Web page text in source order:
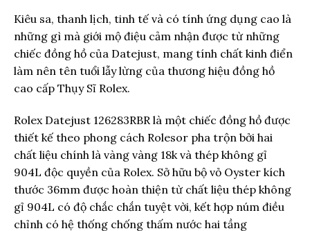
Kiêu sa, thanh lịch, tinh tế và có tính ứng dụng cao là
những gì mà giới mộ điệu cảm nhận được từ những
chiếc đồng hồ của Datejust, mang tính chất kinh điển
làm nên tên tuổi lẫy lừng của thương hiệu đồng hồ
cao cấp Thụy Sĩ Rolex.
Rolex Datejust 126283RBR là một chiếc đồng hồ được
thiết kế theo phong cách Rolesor pha trộn bởi hai
chất liệu chính là vàng vàng 18k và thép không gỉ
904L độc quyền của Rolex. Sở hữu bộ vỏ Oyster kích
thước 36mm được hoàn thiện từ chất liệu thép không
gỉ 904L có độ chắc chắn tuyệt vời, kết hợp núm điều
chỉnh có hệ thống chống thấm nước hai tầng